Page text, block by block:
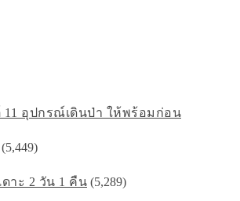
11 อุปกรณ์เดินป่า ให้พร้อมก่อน
(5,449)
ดาะ 2 วัน 1 คืน (5,289)